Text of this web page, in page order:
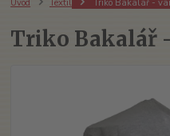
Úvod Textil Triko Bakalář -
Triko Bakalář